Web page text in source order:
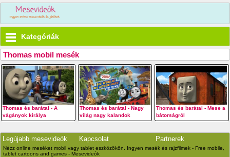
Kategóriák
Thomas mobil mesék
Thomas és barátai - A
vágányok királya
Thomas és barátai - Nagy
világ nagy kalandok
Thomas és barátai - Mese a
bátorságról
Legújabb mesevideók Kapcsolat Partnerek
Nézz online meséket mobil vagy tablet eszközökön. Ingyen mesék és rajzfilmek - Free mobile,
tablet cartoons and games - Mesevideók